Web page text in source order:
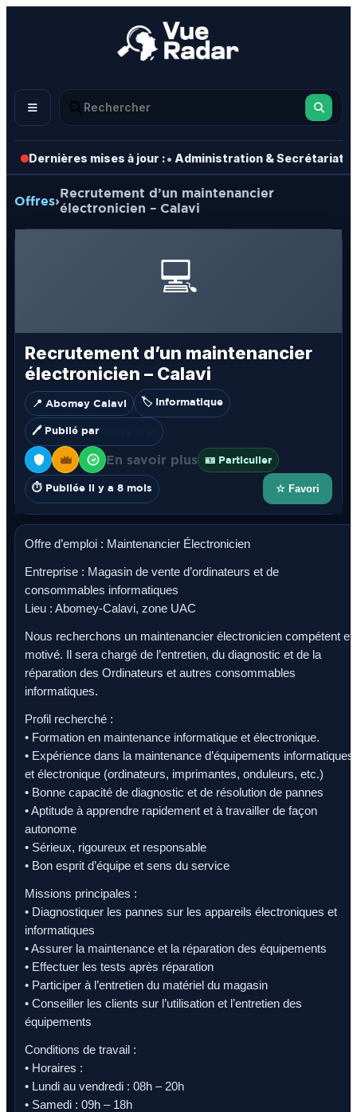
Dernières mises à jour :• Administration & Secrétariat
Offres›
Recrutement d’un maintenancier
électronicien – Calavi
💻
Recrutement d’un maintenancier
électronicien – Calavi
📍 Abomey Calavi 🏷️ Informatique
🖊️ Publié par
En savoir plus 🪪 Particulier
⏱️ Publiée il y a 8 mois ☆ Favori
Offre d’emploi : Maintenancier Électronicien
Entreprise : Magasin de vente d’ordinateurs et de
consommables informatiques
Lieu : Abomey-Calavi, zone UAC
Nous recherchons un maintenancier électronicien compétent et
motivé. Il sera chargé de l’entretien, du diagnostic et de la
réparation des Ordinateurs et autres consommables
informatiques.
Profil recherché :
• Formation en maintenance informatique et électronique.
• Expérience dans la maintenance d’équipements informatiques
et électronique (ordinateurs, imprimantes, onduleurs, etc.)
• Bonne capacité de diagnostic et de résolution de pannes
• Aptitude à apprendre rapidement et à travailler de façon
autonome
• Sérieux, rigoureux et responsable
• Bon esprit d’équipe et sens du service
Missions principales :
• Diagnostiquer les pannes sur les appareils électroniques et
informatiques
• Assurer la maintenance et la réparation des équipements
• Effectuer les tests après réparation
• Participer à l’entretien du matériel du magasin
• Conseiller les clients sur l’utilisation et l’entretien des
équipements
Conditions de travail :
• Horaires :
• Lundi au vendredi : 08h – 20h
• Samedi : 09h – 18h